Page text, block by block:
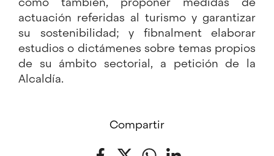
actuación referidas al turismo y garantizar
su sostenibilidad; y fibnalment elaborar
estudios o dictámenes sobre temas propios
de su ámbito sectorial, a petición de la
Alcaldía.
Compartir